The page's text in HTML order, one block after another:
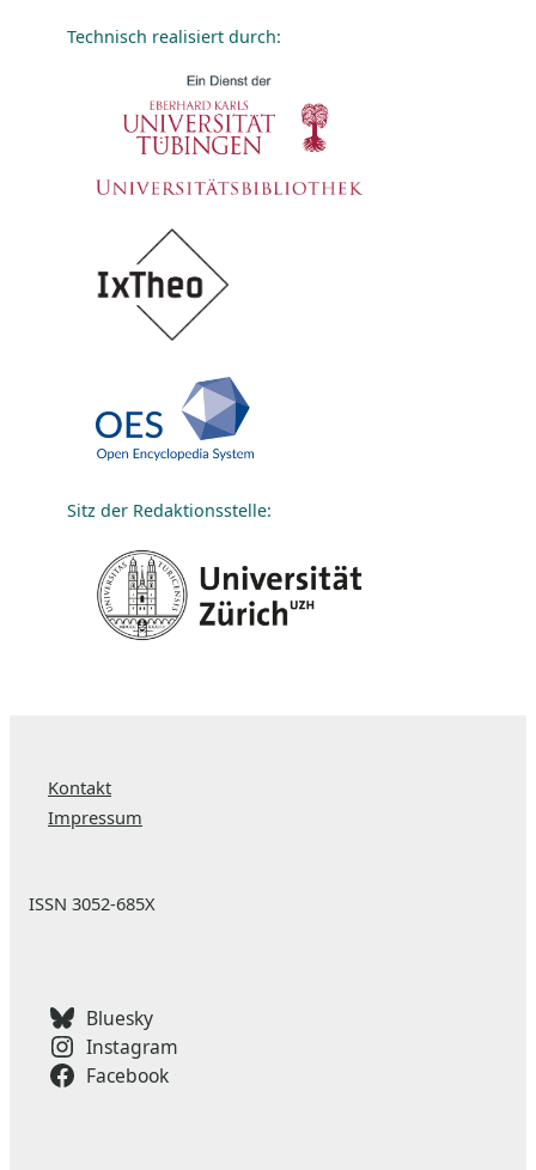
Technisch realisiert durch:
Sitz der Redaktionsstelle:
Kontakt
Impressum
ISSN 3052-685X
Bluesky
Instagram
Facebook